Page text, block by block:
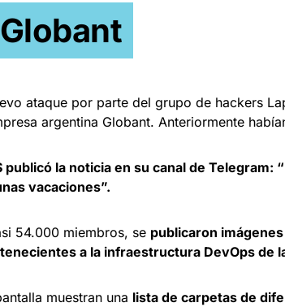
ataque por parte del grupo de hackers
argentina Globant. Anteriormente
publicó la noticia en su canal de Telegram:
vacaciones”.
54.000 miembros, se publicaron
a la infraestructura DevOps de
muestran una lista de carpetas de